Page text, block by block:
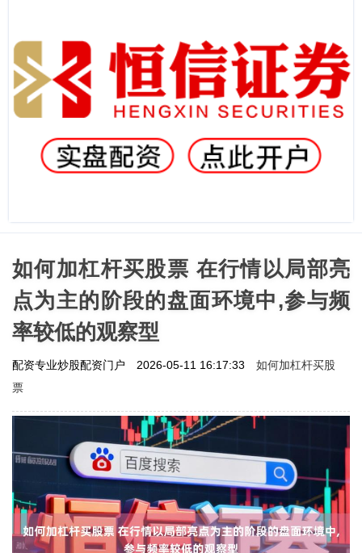
如何加杠杆买股票 在行情以局部亮
点为主的阶段的盘面环境中,参与频
率较低的观察型
配资专业炒股配资门户 2026-05-11 16:17:33
如何加杠杆买股
票